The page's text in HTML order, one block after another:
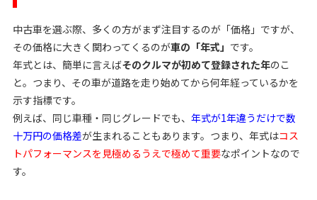
中古車を選ぶ際、多くの方がまず注目するのが「価格」ですが、
その価格に大きく関わってくるのが車の「年式」 です。
年式とは、簡単に言えばそのクルマが初めて登録された年のこ
と。つまり、その車が道路を走り始めてから何年経っているかを
示す指標です。
例えば、同じ車種・同じグレードでも、 年式が1年違うだけで数
十万円の価格差が生まれることもあります。つまり、年式はコス
トパフォーマンスを見極めるうえで極めて重要なポイントなので
す。